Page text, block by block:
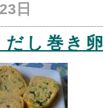
日
だし巻き卵